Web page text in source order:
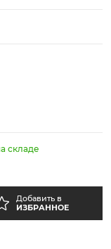
складе
Добавить в
ИЗБРАННОЕ